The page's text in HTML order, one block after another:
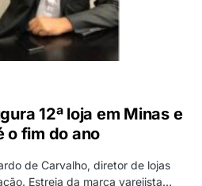
12ª loja em Minas e
o fim do ano
de Carvalho, diretor de lojas
Estreia da marca varejista…